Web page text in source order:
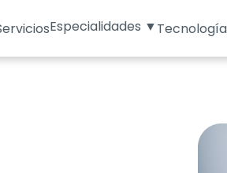
Especialidades ▼Tecnología